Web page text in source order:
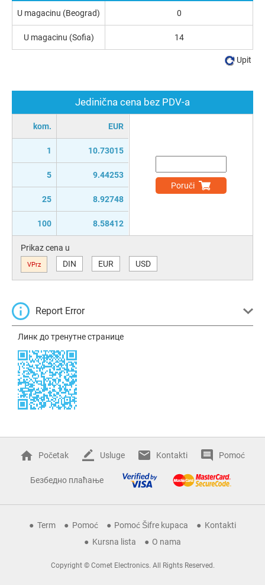
Jedinična cena bez PDV-a
kom. EUR
1 10.73015
5 9.44253
25 8.92748
100 8.58412
Poruči
Prikaz cena u
VPrz DIN EUR USD
Report Error
Линк до тренутне странице
U magacinu (Beograd) 0
U magacinu (Sofia) 14
Upit
Početak Usluge Kontakti Pomoć
Безбедно плаћање
Term Pomoć Pomoć Šifre kupaca
Kontakti
Kursna lista
O nama
Copyright © Comet Electronics. All Rights Reserved.